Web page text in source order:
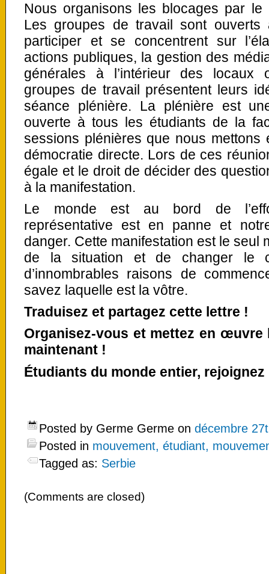
Nous organisons les blocages par
Les groupes de travail sont
participer et se concentrent sur
actions publiques, la gestion des
générales à l’intérieur des locaux
groupes de travail présentent leurs
séance plénière. La plénière est
ouverte à tous les étudiants de la
sessions plénières que nous
démocratie directe. Lors de ces
égale et le droit de décider des
à la manifestation.
Le monde est au bord de
représentative est en panne et
danger. Cette manifestation est le seul
de la situation et de changer le
d’innombrables raisons de
savez laquelle est la vôtre.
Traduisez et partagez cette lettre !
Organisez-vous et mettez en
maintenant !
Étudiants du monde entier,
Posted by Germe Germe on décembre
Posted in mouvement, étudiant,
Tagged as: Serbie
(Comments are closed)